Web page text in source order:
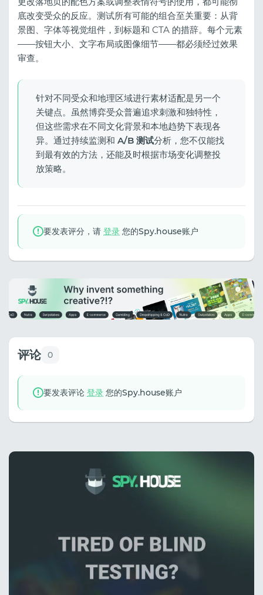
底改变受众的反应。测试所有可能的组合至关重要：从背
景图、字体等视觉组件，到标题和 CTA 的措辞。每个元素
——按钮大小、文字布局或图像细节——都必须经过效果
审查。
针对不同受众和地理区域进行素材适配是另一个
关键点。虽然博弈受众普遍追求刺激和独特性，
但这些需求在不同文化背景和本地趋势下表现各
异。通过持续监测和 A/B 测试分析，您不仅能找
到最有效的方法，还能及时根据市场变化调整投
放策略。
要发表评分，请 登录 您的Spy.house账户
评论 0
要发表评论 登录 您的Spy.house账户